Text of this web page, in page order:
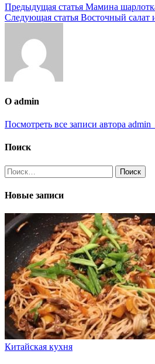
Навигация
по
записям
Предыдущая статья Мамина
Следующая статья Восточный салат
О admin
Посмотреть все записи автора
Поиск
Найти:
Новые записи
Китайская кухня